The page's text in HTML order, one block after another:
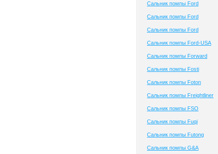
Сальник помпы Ford
Сальник помпы Ford
Сальник помпы Ford
Сальник помпы Ford-USA
Сальник помпы Forward
Сальник помпы Fosti
Сальник помпы Foton
Сальник помпы Freightliner
Сальник помпы FSO
Сальник помпы Fuqi
Сальник помпы Futong
Сальник помпы G&A